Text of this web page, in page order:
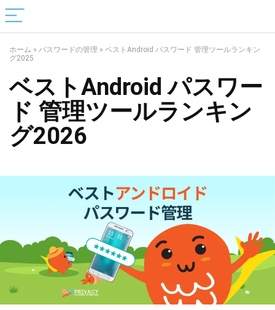
ホーム » パスワードの管理 » ベストAndroid パスワード 管理ツールランキン
グ2025
ベストAndroid パスワー
ド 管理ツールランキン
グ2026